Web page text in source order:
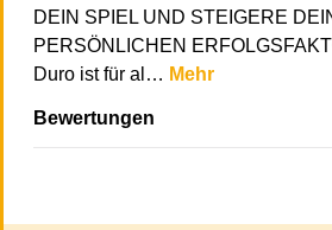
DEIN SPIEL UND STEIGERE
PERSÖNLICHEN
Duro ist für al… Mehr
Bewertungen